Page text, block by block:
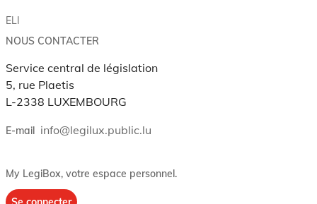
ELI
NOUS CONTACTER
Service central de législation
5, rue Plaetis
L-2338 LUXEMBOURG
E-mail info@legilux.public.lu
My LegiBox, votre espace personnel.